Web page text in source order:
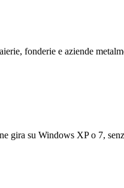
fonderie e aziende
gira su Windows XP o 7,